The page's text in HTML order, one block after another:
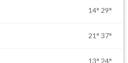
14° 29°
21° 37°
13° 24°